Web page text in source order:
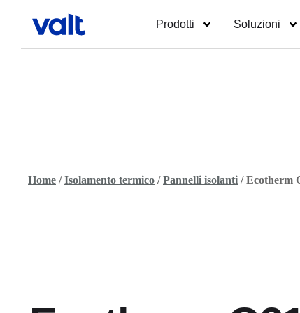
Prodotti Soluzioni
Home /Isolamento termico /Pannelli isolanti / Ecotherm